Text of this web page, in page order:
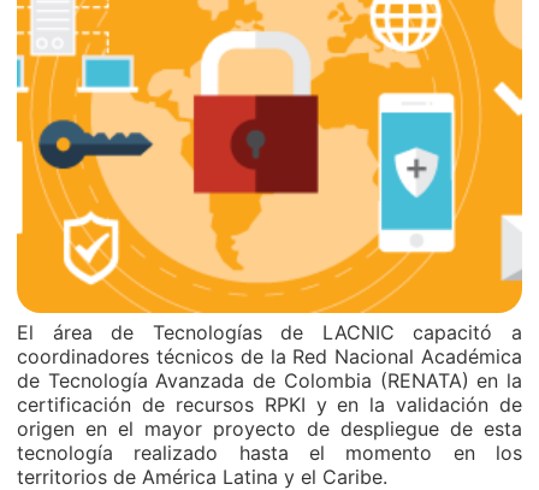
El área de Tecnologías de LACNIC capacitó a
coordinadores técnicos de la Red Nacional Académica
de Tecnología Avanzada de Colombia (RENATA) en la
certificación de recursos RPKI y en la validación de
origen en el mayor proyecto de despliegue de esta
tecnología realizado hasta el momento en los
territorios de América Latina y el Caribe.